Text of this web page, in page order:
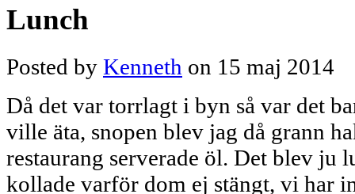
Lunch
Posted by Kenneth on 15 maj 2014
Då det var torrlagt i byn så var det
ville äta, snopen blev jag då grann
restaurang serverade öl. Det blev ju
kollade varför dom ej stängt, vi har